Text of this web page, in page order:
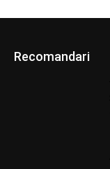
Recomandari